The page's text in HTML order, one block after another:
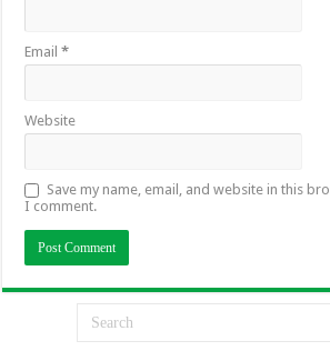
Email*
Website
Save my name, email, and website in this
I comment.